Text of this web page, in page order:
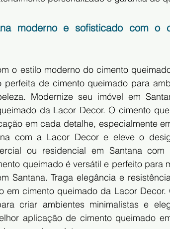
moderno e sofisticado com o
o estilo moderno do cimento
de cimento queimado para
Modernize seu imóvel em
da Lacor Decor. O cimento
em cada detalhe, especialmente
com a Lacor Decor e eleve o
ou residencial em Santana com
queimado é versátil e perfeito para
Santana. Traga elegância e
em cimento queimado da Lacor Decor.
criar ambientes minimalistas e
aplicação de cimento queimado